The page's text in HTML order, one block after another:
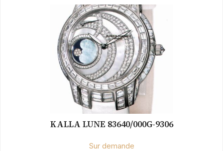
KALLA LUNE 83640/000G-9306
Sur demande